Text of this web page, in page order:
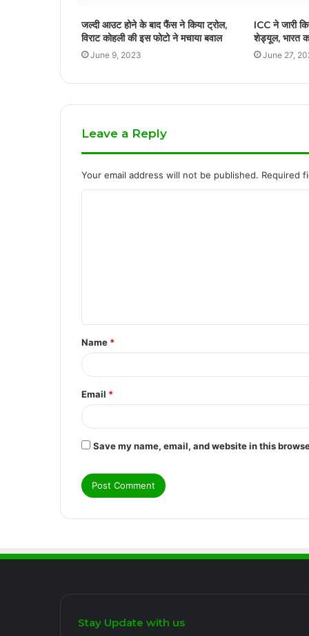
जल्दी आउट होने के बाद फैंस ने किया ट्रोल,
विराट कोहली की इस फोटो ने मचाया बवाल
June 9, 2023
ICC ने जारी
शेड्यूल, भारत
June 27,
Leave a Reply
Your email address will not be published. Required
t
*
Name *
Email *
Save my name, email, and website in this
Stay Update with us